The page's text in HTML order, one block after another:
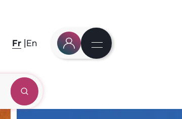
Fr En